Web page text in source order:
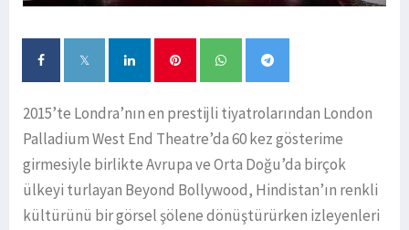
2015’te Londra’nın en prestijli tiyatrolarından London
Palladium West End Theatre’da 60 kez gösterime
girmesiyle birlikte Avrupa ve Orta Doğu’da birçok
ülkeyi turlayan Beyond Bollywood, Hindistan’ın renkli
kültürünü bir görsel şölene dönüştürürken izleyenleri